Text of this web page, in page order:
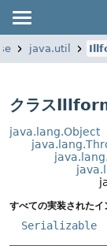
java.util
クラス
java.lang.Object
すべての実装された
Serializable